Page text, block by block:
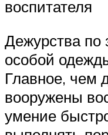
воспитателя
Дежурства по
особой
Главное, чем
вооружены
умение